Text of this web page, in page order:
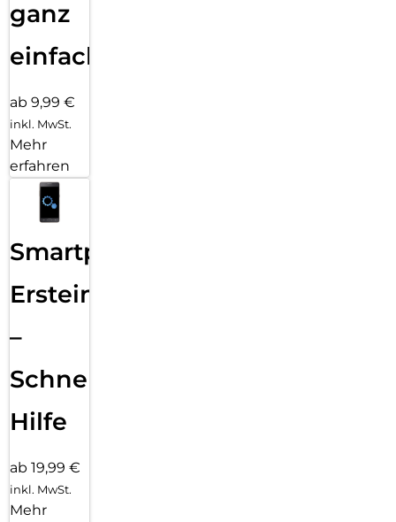
ganz
einfach
ab 9,99 €
inkl. MwSt.
Mehr
erfahren
Smartphone
Ersteinrichtung
–
Schnelle
Hilfe
ab 19,99 €
inkl. MwSt.
Mehr